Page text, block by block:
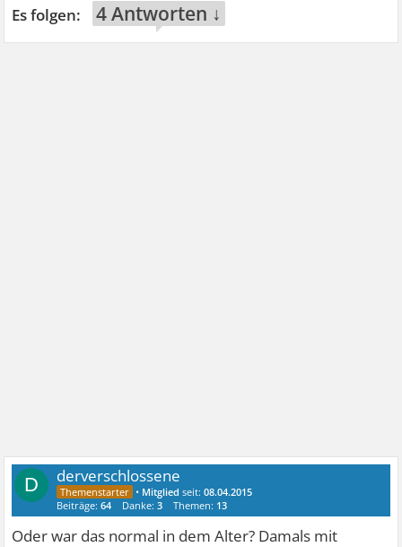
4 Antworten ↓
D derverschlossene
• Mitglied seit:08.04.2015
Beiträge:64 Danke:3 Themen: 13
Oder war das normal in dem Alter? Damals mit